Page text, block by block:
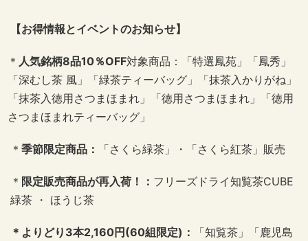
【お得情報とイベントのお知らせ】
＊ 人気銘柄8品10％OFF対象商品：「特選鳳苑」「鳳秀」
「深むし茶 風」「緑茶ティーバッグ」「抹茶入かりがね」
「抹茶入徳用さつまほまれ」「徳用さつまほまれ」「徳用
さつまほまれティーバッグ」
＊ 季節限定商品： 「さくら緑茶」・「さくら紅茶」販売
＊ 限定販売商品が再入荷！： フリーズドライ知覧茶CUBE
緑茶 ・ ほうじ茶
＊よりどり 3本2,160円 (60組限定) ：
「知覧茶」「鹿児島